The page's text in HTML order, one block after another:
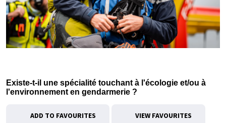
Existe-t-il une spécialité touchant à l'écologie et/ou à
l'environnement en gendarmerie ?
ADD TO FAVOURITES VIEW FAVOURITES